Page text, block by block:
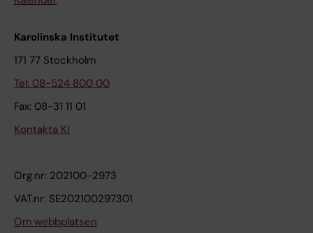
Karolinska Institutet
171 77 Stockholm
Tel: 08-524 800 00
Fax: 08-31 11 01
Kontakta KI
Org.nr: 202100-2973
VAT.nr: SE202100297301
Om webbplatsen